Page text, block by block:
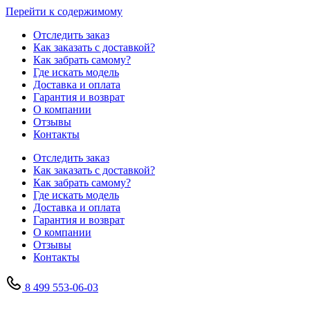
Перейти к содержимому
Отследить заказ
Как заказать с доставкой?
Как забрать самому?
Где искать модель
Доставка и оплата
Гарантия и возврат
О компании
Отзывы
Контакты
Отследить заказ
Как заказать с доставкой?
Как забрать самому?
Где искать модель
Доставка и оплата
Гарантия и возврат
О компании
Отзывы
Контакты
8 499 553-06-03